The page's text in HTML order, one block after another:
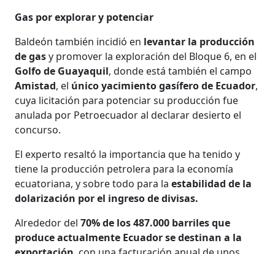
Gas por explorar y potenciar
Baldeón también incidió en levantar la producción
de gasy promover la exploración del Bloque 6, en el
Golfo de Guayaquil, donde está también el campo
Amistad, el único yacimiento gasífero de Ecuador,
cuya licitación para potenciar su producción fue
anulada por Petroecuador al declarar desierto el
concurso.
El experto resaltó la importancia que ha tenido y
tiene la producción petrolera para la economía
ecuatoriana, y sobre todo para laestabilidad de la
dolarización por el ingreso de divisas.
Alrededor del70% de los 487.000 barriles que
produce actualmente Ecuador se destinan a la